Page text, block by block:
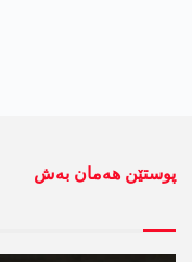
پوستێن ھەمان بەش